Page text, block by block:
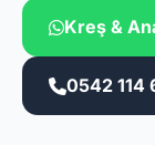
Kreş &
0542 114